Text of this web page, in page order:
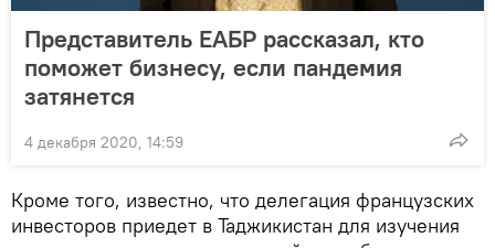
Представитель ЕАБР рассказал, кто
поможет бизнесу, если пандемия
затянется
4 декабря 2020, 14:59
Кроме того, известно, что делегация французских
инвесторов приедет в Таджикистан для изучения